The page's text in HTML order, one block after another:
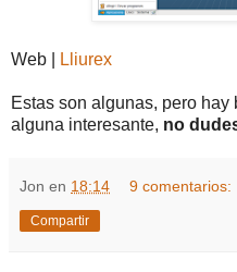
Web | Lliurex
Estas son algunas, pero
alguna interesante, no
Jon en 18:14 9 comentarios:
Compartir